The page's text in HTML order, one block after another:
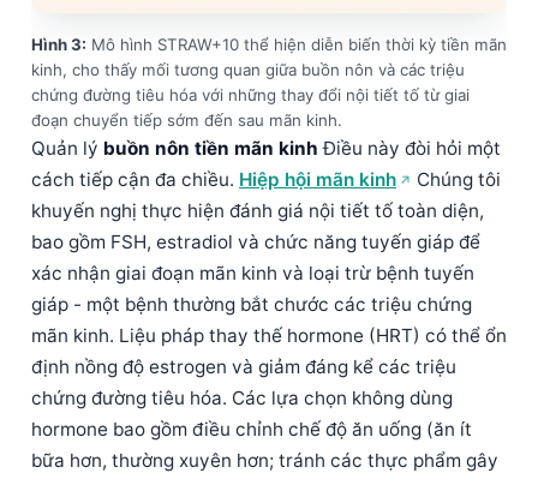
Hình 3: Mô hình STRAW+10 thể hiện diễn biến thời kỳ tiền mãn
kinh, cho thấy mối tương quan giữa buồn nôn và các triệu
chứng đường tiêu hóa với những thay đổi nội tiết tố từ giai
đoạn chuyển tiếp sớm đến sau mãn kinh.
Quản lý buồn nôn tiền mãn kinh Điều này đòi hỏi một
cách tiếp cận đa chiều. Hiệp hội mãn kinh
Chúng tôi
khuyến nghị thực hiện đánh giá nội tiết tố toàn diện,
bao gồm FSH, estradiol và chức năng tuyến giáp để
xác nhận giai đoạn mãn kinh và loại trừ bệnh tuyến
giáp - một bệnh thường bắt chước các triệu chứng
mãn kinh. Liệu pháp thay thế hormone (HRT) có thể ổn
định nồng độ estrogen và giảm đáng kể các triệu
chứng đường tiêu hóa. Các lựa chọn không dùng
hormone bao gồm điều chỉnh chế độ ăn uống (ăn ít
bữa hơn, thường xuyên hơn; tránh các thực phẩm gây